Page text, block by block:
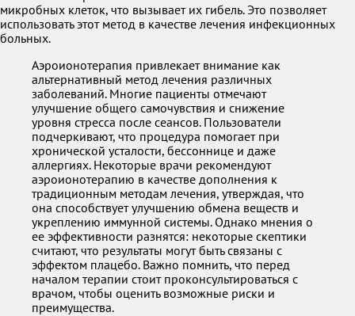
микробных клеток, что вызывает их гибель. Это позволяет
использовать этот метод в качестве лечения инфекционных
больных.
Аэроионотерапия привлекает внимание как
альтернативный метод лечения различных
заболеваний. Многие пациенты отмечают
улучшение общего самочувствия и снижение
уровня стресса после сеансов. Пользователи
подчеркивают, что процедура помогает при
хронической усталости, бессоннице и даже
аллергиях. Некоторые врачи рекомендуют
аэроионотерапию в качестве дополнения к
традиционным методам лечения, утверждая, что
она способствует улучшению обмена веществ и
укреплению иммунной системы. Однако мнения о
ее эффективности разнятся: некоторые скептики
считают, что результаты могут быть связаны с
эффектом плацебо. Важно помнить, что перед
началом терапии стоит проконсультироваться с
врачом, чтобы оценить возможные риски и
преимущества.